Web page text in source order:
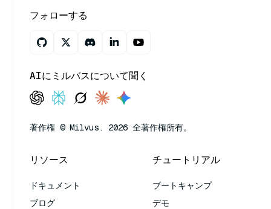
フォローする
AIにミルバスについて聞く
著作権 © Milvus. 2026 全著作権所有。
リソース
ドキュメント
ブログ
チュートリアル
ブートキャンプ
デモ